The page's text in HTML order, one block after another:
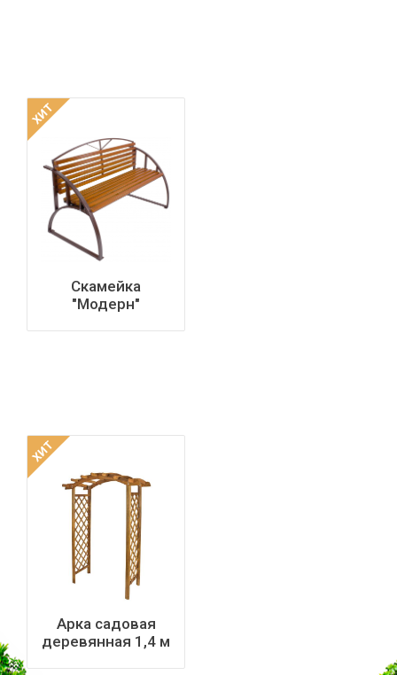
ХИТ
Скамейка
"Модерн"
ХИТ
Арка садовая
деревянная 1,4 м